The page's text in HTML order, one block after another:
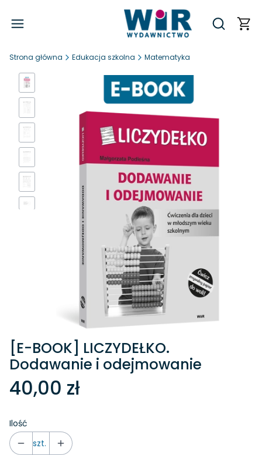
Otwórz
Strona główna Edukacja szkolna Matematyka
[E-BOOK] LICZYDEŁKO.
Dodawanie i odejmowanie
40,00 zł
Ilość
szt.